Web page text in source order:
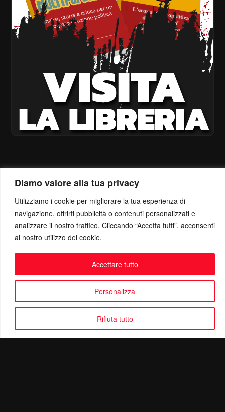
Diamo valore alla tua privacy
Utilizziamo i cookie per migliorare la tua esperienza di
navigazione, offrirti pubblicità o contenuti personalizzati e
analizzare il nostro traffico. Cliccando “Accetta tutti”, acconsenti
al nostro utilizzo dei cookie.
Personalizza
Rifiuta tutto
Accettare tutto